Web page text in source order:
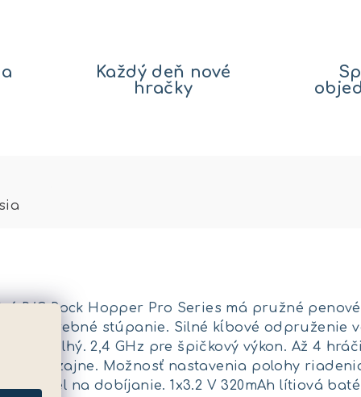
Každý deň nové
hračky
R/C Rock Hopper Pro Series má pružné
potrebné stúpanie. Silné kĺbové odpruženie
10“ dlhý. 2,4 GHz pre špičkový výkon. Až 4
dizajne. Možnosť nastavenia polohy
kábel na dobíjanie. 1x3.2 V 320mAh lítiová